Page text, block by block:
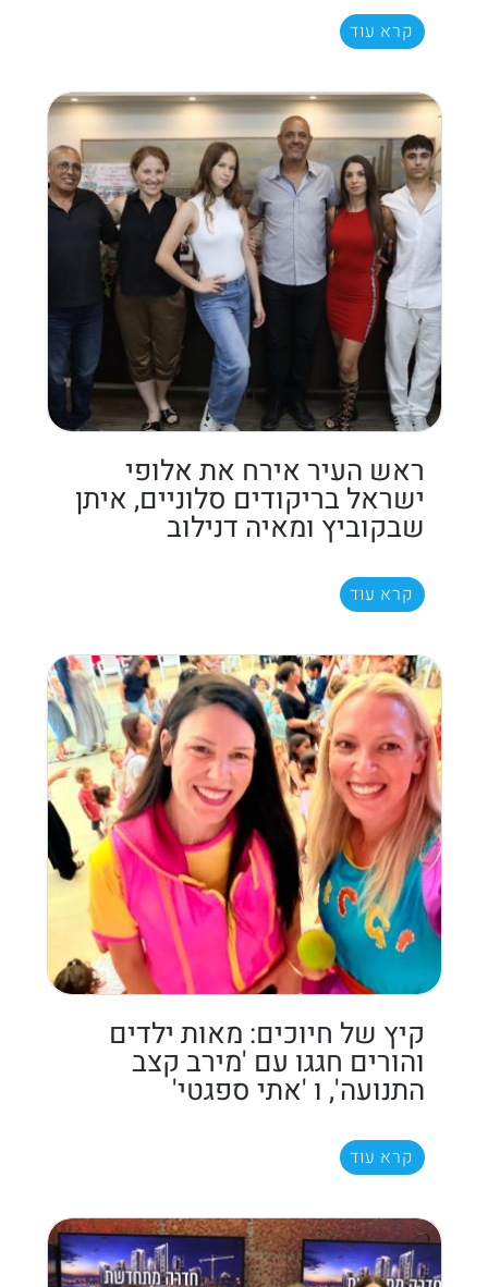
קרא עוד
ראש העיר אירח את אלופי
ישראל בריקודים סלוניים, איתן
שבקוביץ ומאיה דנילוב
קרא עוד
קיץ של חיוכים: מאות ילדים
והורים חגגו עם 'מירב קצב
התנועה', ו 'אתי ספגטי'
קרא עוד